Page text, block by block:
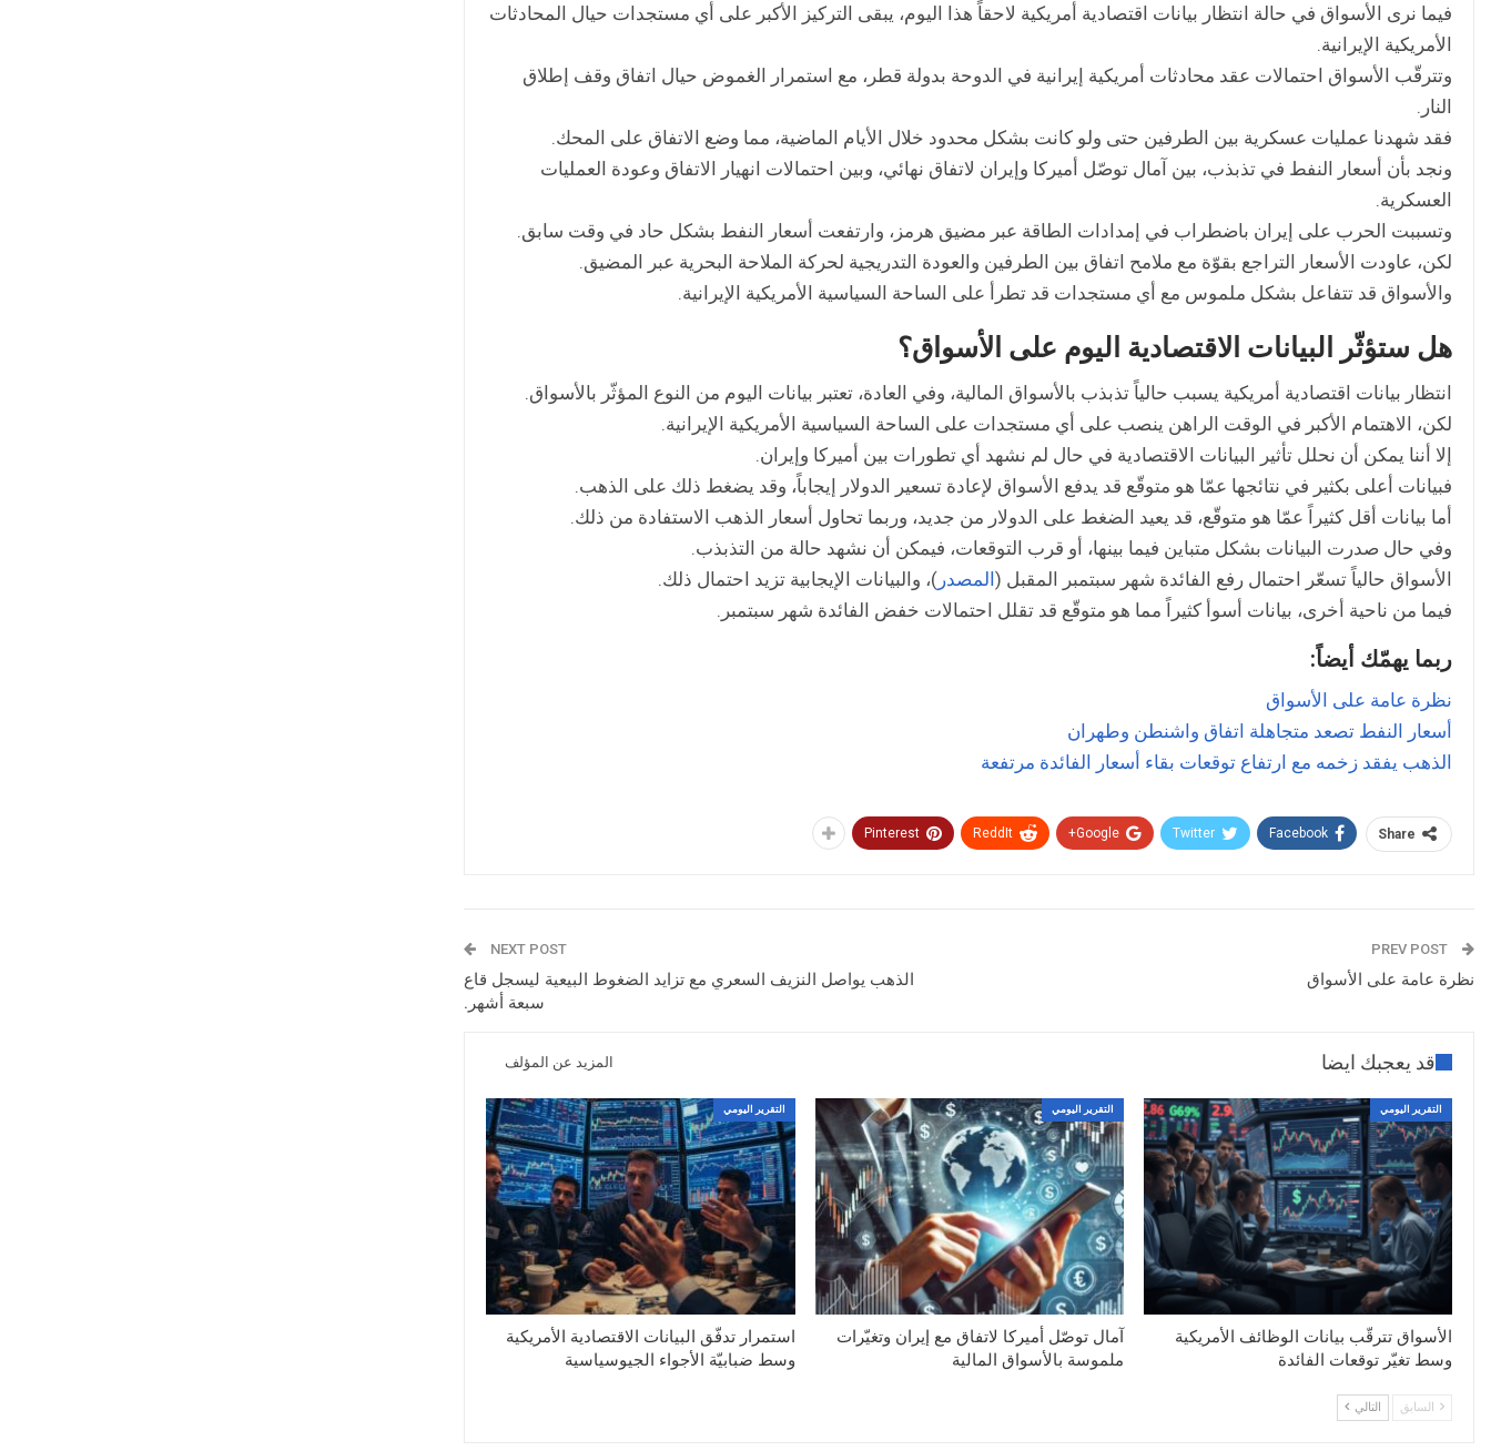
فيما نرى الأسواق في حالة انتظار بيانات اقتصادية أمريكية لاحقاً هذا اليوم، يبقى التركيز الأكبر على أي مستجدات حيال المحادثات
الأمريكية الإيرانية.
وتترقّب الأسواق احتمالات عقد محادثات أمريكية إيرانية في الدوحة بدولة قطر، مع استمرار الغموض حيال اتفاق وقف إطلاق
النار.
فقد شهدنا عمليات عسكرية بين الطرفين حتى ولو كانت بشكل محدود خلال الأيام الماضية، مما وضع الاتفاق على المحك.
ونجد بأن أسعار النفط في تذبذب، بين آمال توصّل أميركا وإيران لاتفاق نهائي، وبين احتمالات انهيار الاتفاق وعودة العمليات
العسكرية.
وتسببت الحرب على إيران باضطراب في إمدادات الطاقة عبر مضيق هرمز، وارتفعت أسعار النفط بشكل حاد في وقت سابق.
لكن، عاودت الأسعار التراجع بقوّة مع ملامح اتفاق بين الطرفين والعودة التدريجية لحركة الملاحة البحرية عبر المضيق.
والأسواق قد تتفاعل بشكل ملموس مع أي مستجدات قد تطرأ على الساحة السياسية الأمريكية الإيرانية.
هل ستؤثّر البيانات الاقتصادية اليوم على الأسواق؟
انتظار بيانات اقتصادية أمريكية يسبب حالياً تذبذب بالأسواق المالية، وفي العادة، تعتبر بيانات اليوم من النوع المؤثّر بالأسواق.
لكن، الاهتمام الأكبر في الوقت الراهن ينصب على أي مستجدات على الساحة السياسية الأمريكية الإيرانية.
إلا أننا يمكن أن نحلل تأثير البيانات الاقتصادية في حال لم نشهد أي تطورات بين أميركا وإيران.
فبيانات أعلى بكثير في نتائجها عمّا هو متوقّع قد يدفع الأسواق لإعادة تسعير الدولار إيجاباً، وقد يضغط ذلك على الذهب.
أما بيانات أقل كثيراً عمّا هو متوقّع، قد يعيد الضغط على الدولار من جديد، وربما تحاول أسعار الذهب الاستفادة من ذلك.
وفي حال صدرت البيانات بشكل متباين فيما بينها، أو قرب التوقعات، فيمكن أن نشهد حالة من التذبذب.
الأسواق حالياً تسعّر احتمال رفع الفائدة شهر سبتمبر المقبل ( المصدر )، والبيانات الإيجابية تزيد احتمال ذلك.
فيما من ناحية أخرى، بيانات أسوأ كثيراً مما هو متوقّع قد تقلل احتمالات خفض الفائدة شهر سبتمبر.
ربما يهمّك أيضاً:
نظرة عامة على الأسواق
أسعار النفط تصعد متجاهلة اتفاق واشنطن وطهران
الذهب يفقد زخمه مع ارتفاع توقعات بقاء أسعار الفائدة مرتفعة
Share
Facebook
Twitter
Google+
ReddIt
Pinterest
نظرة عامة على الأسواق
NEXT POST
الذهب يواصل النزيف السعري مع تزايد الضغوط البيعية ليسجل قاع
سبعة أشهر.
قد يعجبك ايضا المزيد عن المؤلف
التقرير اليومي
الأسواق تترقّب بيانات الوظائف الأمريكية
وسط تغيّر توقعات الفائدة
التقرير اليومي
آمال توصّل أميركا لاتفاق مع إيران وتغيّرات
ملموسة بالأسواق المالية
التقرير اليومي
استمرار تدفّق البيانات الاقتصادية الأمريكية
وسط ضبابيّة الأجواء الجيوسياسية
السابق التالي